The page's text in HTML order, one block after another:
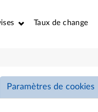
Taux de change
Paramètres de cookies